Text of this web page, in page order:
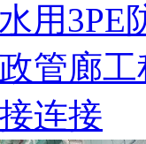
用3PE
管廊工
连接